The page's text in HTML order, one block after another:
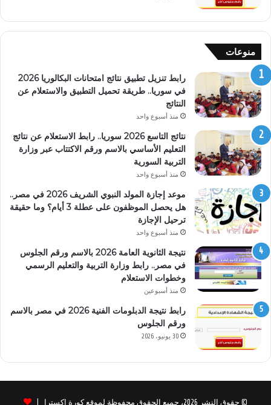
منوعات
رابط تنزيل تطبيق نتائج امتحانات البكالوريا 2026
في سوريا.. طريقة تحميل التطبيق والاستعلام عن
النتائج
منذ أسبوع واحد
نتائج التاسع 2026 سوريا.. رابط الاستعلام عن نتائج
التعليم الأساسي بالاسم ورقم الاكتتاب عبر وزارة
التربية السورية
منذ أسبوع واحد
موعد إجازة المولد النبوي الشريف 2026 في مصر..
هل يحصل الموظفون على عطلة 3 أيام؟ وما حقيقة
ترحيل الإجازة
منذ أسبوع واحد
نتيجة الثانوية العامة 2026 بالاسم ورقم الجلوس
في مصر.. رابط وزارة التربية والتعليم الرسمي
وخطوات الاستعلام
منذ أسبوعين
رابط نتيجة الدبلومات الفنية 2026 في مصر بالاسم
ورقم الجلوس
30 يونيو، 2026
© حقوق النشر 2026، جميع الحقوق محفوظة لموقع كورة اكسترا |